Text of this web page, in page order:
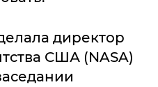
директор
США (NASA)